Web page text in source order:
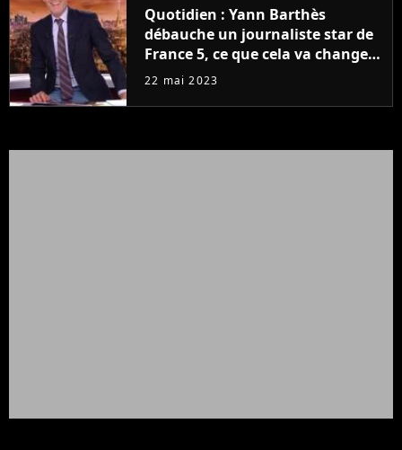
Quotidien : Yann Barthès
débauche un journaliste star de
France 5, ce que cela va changer
à la rentrée
22 mai 2023